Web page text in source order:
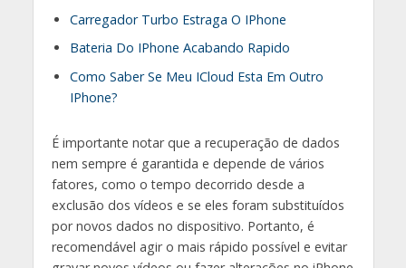
Carregador Turbo Estraga O IPhone
Bateria Do IPhone Acabando Rapido
Como Saber Se Meu ICloud Esta Em Outro
IPhone?
É importante notar que a recuperação de dados
nem sempre é garantida e depende de vários
fatores, como o tempo decorrido desde a
exclusão dos vídeos e se eles foram substituídos
por novos dados no dispositivo. Portanto, é
recomendável agir o mais rápido possível e evitar